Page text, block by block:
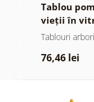
Tablou
vieții în
colorat
Tablouri
76,46 lei